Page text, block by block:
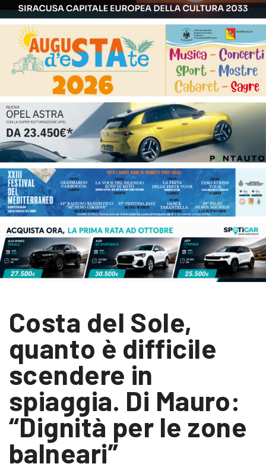
Costa del Sole,
quanto è difficile
scendere in
spiaggia. Di Mauro:
“Dignità per le zone
balneari”